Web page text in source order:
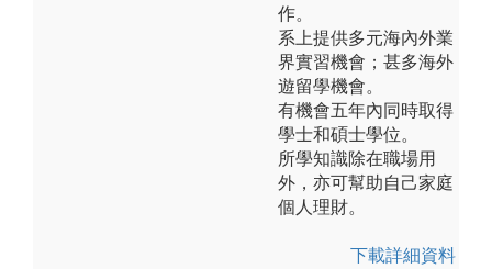
作。
系上提供多元海內外業
界實習機會；甚多海外
遊留學機會。
有機會五年內同時取得
學士和碩士學位。
所學知識除在職場用
外，亦可幫助自己家庭
個人理財。
下載詳細資料